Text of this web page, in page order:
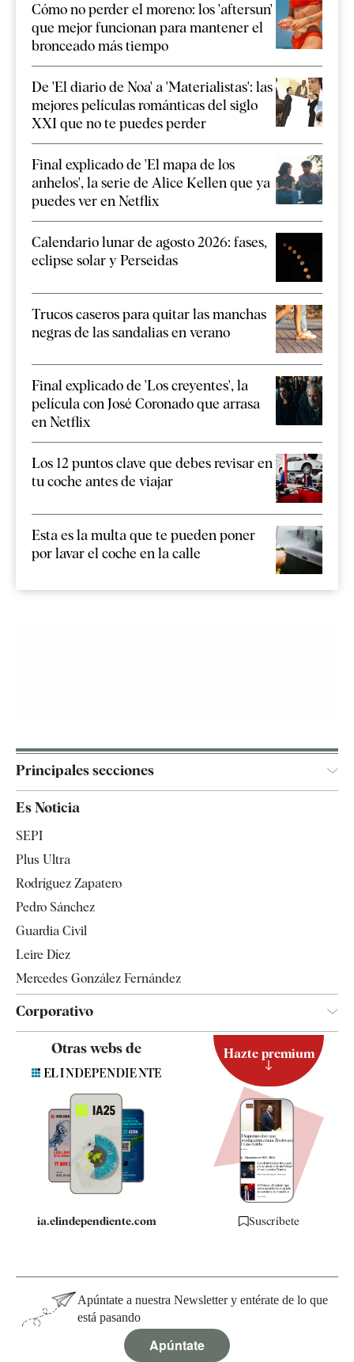
Cómo no perder el moreno: los 'aftersun'
que mejor funcionan para mantener el
bronceado más tiempo
De 'El diario de Noa' a 'Materialistas': las
mejores películas románticas del siglo
XXI que no te puedes perder
Final explicado de 'El mapa de los
anhelos', la serie de Alice Kellen que ya
puedes ver en Netflix
Calendario lunar de agosto 2026: fases,
eclipse solar y Perseidas
Trucos caseros para quitar las manchas
negras de las sandalias en verano
Final explicado de 'Los creyentes', la
película con José Coronado que arrasa
en Netflix
Los 12 puntos clave que debes revisar en
tu coche antes de viajar
Esta es la multa que te pueden poner
por lavar el coche en la calle
Principales secciones
España
Televisión
Es Noticia
SEPI
Plus Ultra
Rodríguez Zapatero
Pedro Sánchez
Guardia Civil
Leire Díez
Mercedes González Fernández
Corporativo
Contacto
Quiénes somos
Especificaciones
Otras webs de
ia.elindependiente.com
Hazte premium
Suscríbete
Apúntate a nuestra Newsletter y entérate de lo que
está pasando
Apúntate